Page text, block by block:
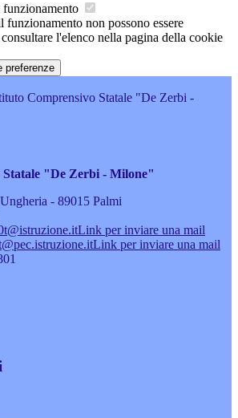
funzionamento
funzionamento non possono essere
l'elenco nella pagina della cookie
preferenze
Comprensivo Statale "De Zerbi -
"De Zerbi - Milone"
- 89015 Palmi
Link per inviare una mail
Link per inviare una mail